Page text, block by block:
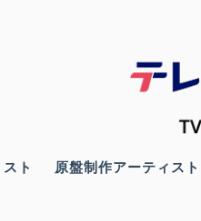
ト 原盤制作アーティスト